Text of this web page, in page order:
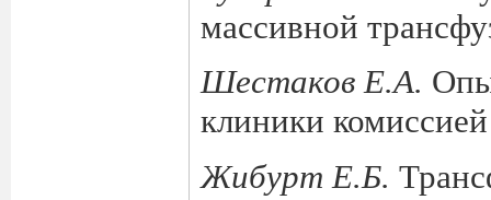
массивной
Шестаков Е.А.
клиники
Жибурт Е.Б.